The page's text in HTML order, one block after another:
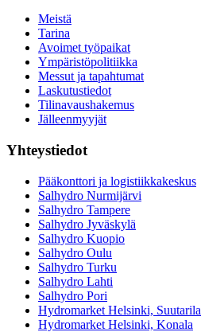
Meistä
Tarina
Avoimet työpaikat
Ympäristöpolitiikka
Messut ja tapahtumat
Laskutustiedot
Tilinavaushakemus
Jälleenmyyjät
Yhteystiedot
Pääkonttori ja logistiikkakeskus
Salhydro Nurmijärvi
Salhydro Tampere
Salhydro Jyväskylä
Salhydro Kuopio
Salhydro Oulu
Salhydro Turku
Salhydro Lahti
Salhydro Pori
Hydromarket Helsinki, Suutarila
Hydromarket Helsinki, Konala